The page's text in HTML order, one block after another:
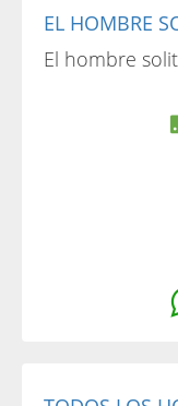
EL HOMBRE
El hombre